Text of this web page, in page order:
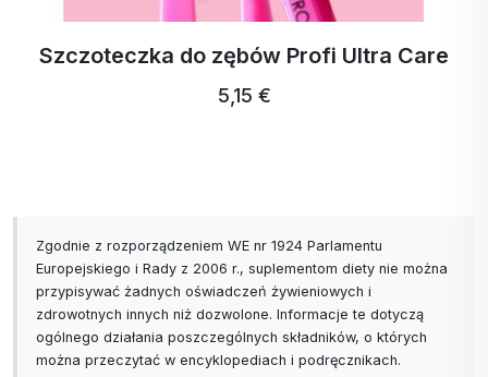
ActivStrips Paski do prania na 32 prania
17,99 € …18,94 €
Zgodnie z rozporządzeniem WE nr 1924 Parlamentu
Europejskiego i Rady z 2006 r., suplementom diety nie można
przypisywać żadnych oświadczeń żywieniowych i
zdrowotnych innych niż dozwolone. Informacje te dotyczą
ogólnego działania poszczególnych składników, o których
można przeczytać w encyklopediach i podręcznikach.